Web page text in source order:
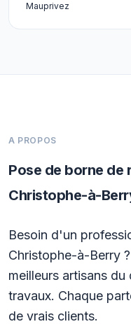
Mauprivez
A PROPOS
Pose de borne de
Christophe-à-
Besoin d'un
Christophe-à-Berry
meilleurs artisans
travaux. Chaque
de vrais clients.